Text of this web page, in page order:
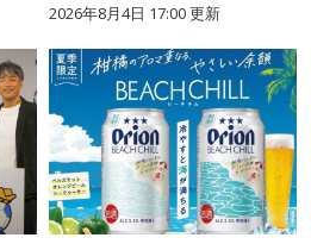
2026年8月4日 17:00更新